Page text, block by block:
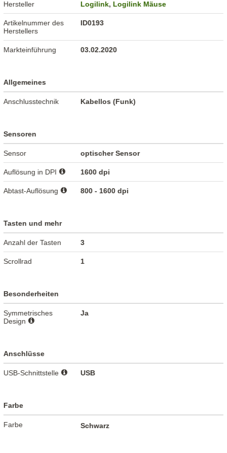
Hersteller Logilink,Logilink Mäuse
Artikelnummer des
Herstellers
ID0193
Markteinführung 03.02.2020
Allgemeines
Anschlusstechnik Kabellos (Funk)
Sensoren
Sensor optischer Sensor
Auflösung in DPI 1600 dpi
Abtast-Auflösung 800 - 1600 dpi
Tasten und mehr
Anzahl der Tasten 3
Scrollrad 1
Besonderheiten
Symmetrisches
Design
Ja
Anschlüsse
USB-Schnittstelle USB
Farbe
Farbe Schwarz